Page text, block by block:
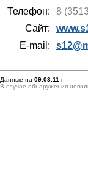
Телефон:
8
Сайт:
E-mail:
Данные на 09.03.11 г.
В случае обнаружения